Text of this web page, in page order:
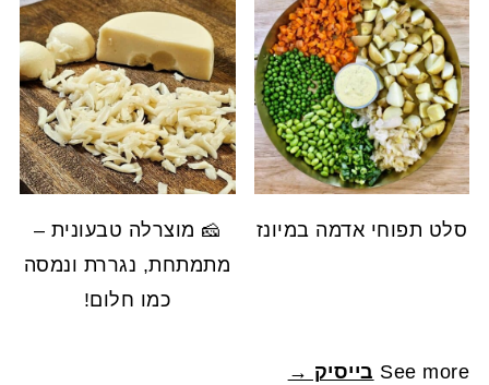
סלט תפוחי אדמה במיונז
🧀 מוצרלה טבעונית –
מתמתחת, נגררת ונמסה
כמו חלום!
See more בייסיק →